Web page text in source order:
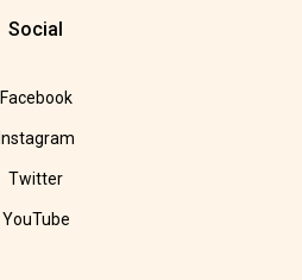
Social
Facebook
Instagram
Twitter
YouTube